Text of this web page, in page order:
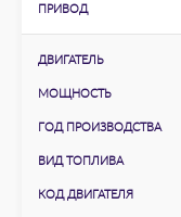
ПРИВОД
ДВИГАТЕЛЬ
МОЩНОСТЬ
ГОД ПРОИЗВОДСТВА
ВИД ТОПЛИВА
КОД ДВИГАТЕЛЯ